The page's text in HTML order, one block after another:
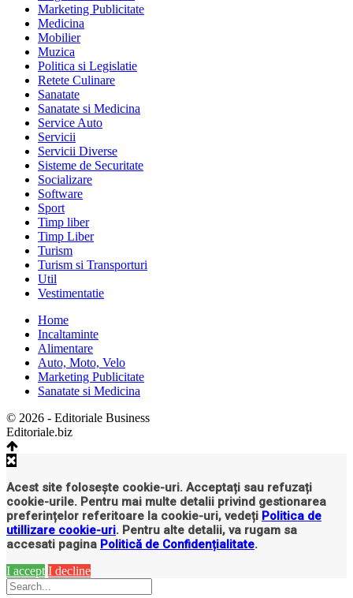
Marketing Publicitate
Medicina
Mobilier
Muzica
Politica si Legislatie
Retete Culinare
Sanatate
Sanatate si Medicina
Service Auto
Servicii
Servicii Diverse
Sisteme de Securitate
Socializare
Software
Sport
Timp liber
Timp Liber
Turism
Turism si Transporturi
Util
Vestimentatie
Home
Incaltaminte
Alimentare
Auto, Moto, Velo
Marketing Publicitate
Sanatate si Medicina
© 2026 - Editoriale Business
Editoriale.biz
Acest site folosește cookie-uri. Acceptați sau refuzați
cookie-urile. Pentru mai multe detalii privind gestionarea
preferințelor referitoare la cookie-uri, vedeți Politica de
utillizare cookie-uri. Pentru alte detalii, va rugam sa
accesati pagina Politică de Confidențialitate.
I accept I decline